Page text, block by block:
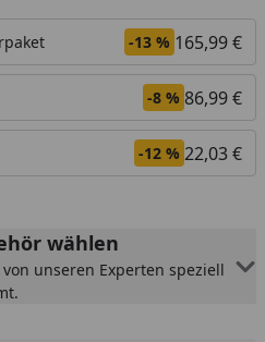
-13 % 165,99 €
-8 % 86,99 €
-12 % 22,03 €
wählen
unseren Experten speziell